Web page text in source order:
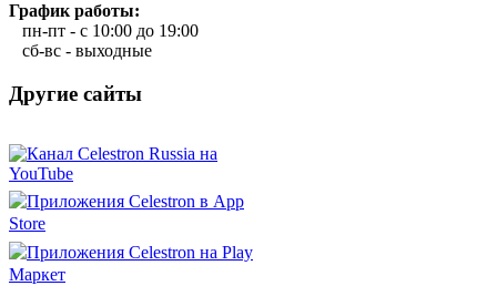
График работы:
пн-пт - с 10:00 до 19:00
сб-вс - выходные
Другие сайты